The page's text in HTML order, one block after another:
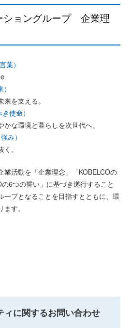
ショングループ 企業理
葉）
を支える。
使命）
な環境と暮らしを次世代へ。
み）
。
業活動を「企業理念」「KOBELCOの
6つの誓い」に基づき遂行すること
ープとなることを目指すとともに、環
す。
ィに関するお問い合わせ